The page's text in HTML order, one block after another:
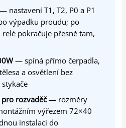
nastavení T1, T2, P0 a P1
výpadku proudu; po
pokračuje přesně tam,
— spíná přímo čerpadla,
a osvětlení bez
rozvaděč— rozměry
výřezem 72×40
instalaci do